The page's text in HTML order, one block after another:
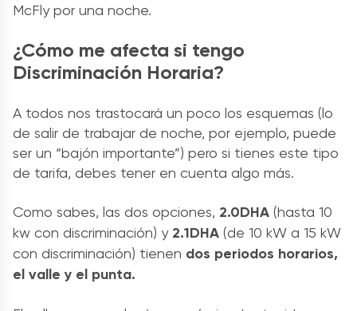
McFly por una noche.
¿Cómo me afecta si tengo
Discriminación Horaria?
A todos nos trastocará un poco los esquemas (lo
de salir de trabajar de noche, por ejemplo, puede
ser un “bajón importante”) pero si tienes este tipo
de tarifa, debes tener en cuenta algo más.
Como sabes, las dos opciones, 2.0DHA (hasta 10
kw con discriminación) y 2.1DHA (de 10 kW a 15 kW
con discriminación) tienen dos periodos horarios,
el valle y el punta.